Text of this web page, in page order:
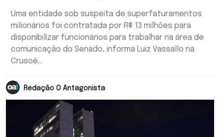
Uma entidade sob suspeita de superfaturamentos
milionários foi contratada por R$ 13 milhões para
disponibilizar funcionários para trabalhar na área de
comunicação do Senado, informa Luiz Vassallo na
Crusoé...
Redação O Antagonista